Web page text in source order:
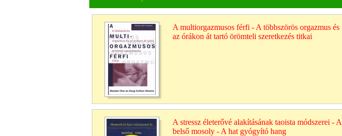
A multiorgazmusos férfi - A többszörös orgazmus és
az órákon át tartó örömteli szeretkezés titkai
A stressz életerővé alakításának taoista módszerei - A
belső mosoly - A hat gyógyító hang